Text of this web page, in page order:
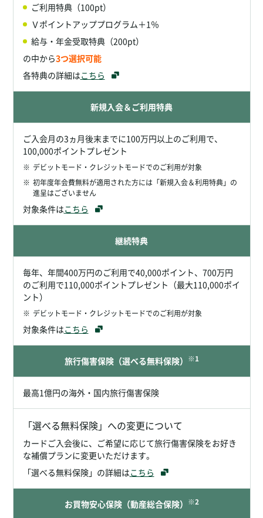
ご利用特典（100pt）
Ｖポイントアッププログラム＋1％
給与・年金受取特典（200pt）
の中から3つ選択可能
各特典の詳細はこちら
新規入会＆ご利用特典
ご入会月の3ヵ月後末までに100万円以上のご利用で、
100,000ポイントプレゼント
※ デビットモード・クレジットモードでのご利用が対象
※ 初年度年会費無料が適用された方には「新規入会＆利用特典」の
進呈はございません
対象条件はこちら
継続特典
毎年、年間400万円のご利用で40,000ポイント、700万円
のご利用で110,000ポイントプレゼント（最大110,000ポイ
ント）
※ デビットモード・クレジットモードでのご利用が対象
対象条件はこちら
旅行傷害保険（選べる無料保険） ※1
最高1億円の海外・国内旅行傷害保険
「選べる無料保険」への変更について
カードご入会後に、ご希望に応じて旅行傷害保険をお好き
な補償プランに変更いただけます。
「選べる無料保険」の詳細はこちら
お買物安心保険（動産総合保険） ※2